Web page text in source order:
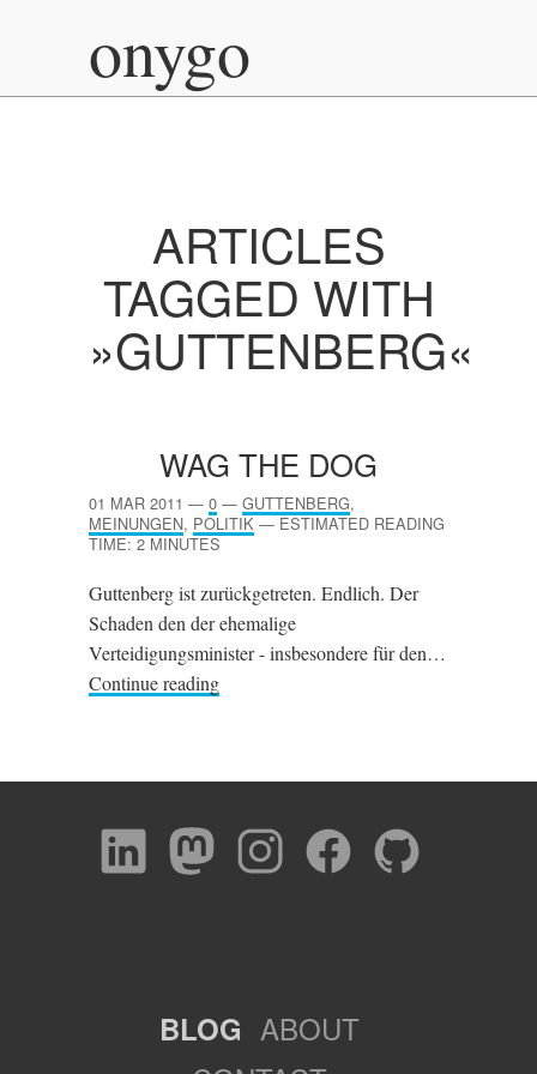
onygo
ARTICLES
TAGGED WITH
»GUTTENBERG«
WAG THE DOG
01 MAR 2011 — 0 — GUTTENBERG,
MEINUNGEN, POLITIK —ESTIMATED READING
TIME: 2 MINUTES
Guttenberg ist zurückgetreten. Endlich. Der
Schaden den der ehemalige
Verteidigungsminister - insbesondere für den…
Continue reading
BLOG ABOUT